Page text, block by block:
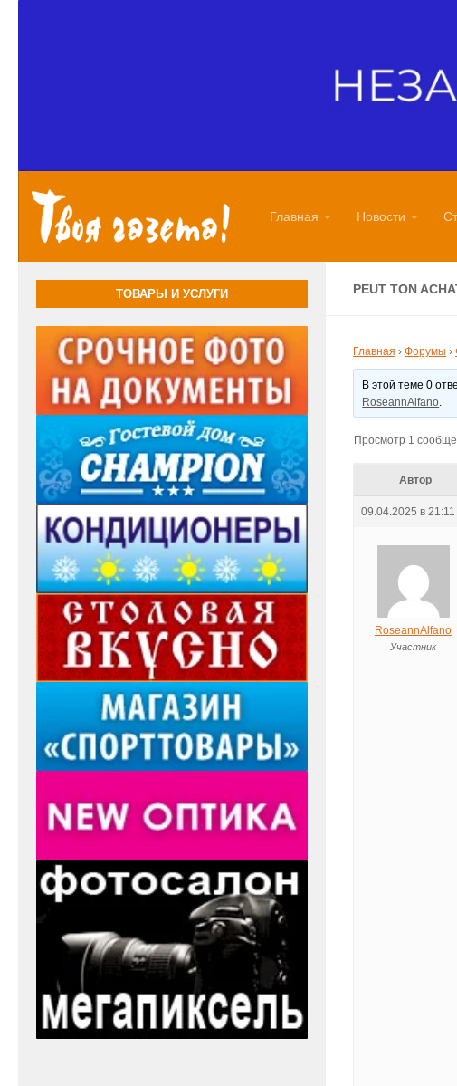
Главная Новости
PEUT TON
Главная › Форумы ›
В этой теме 0
RoseannAlfano.
Просмотр 1
Автор
09.04.2025 в 21:11
RoseannAlfano
Участник
ТОВАРЫ И УСЛУГИ